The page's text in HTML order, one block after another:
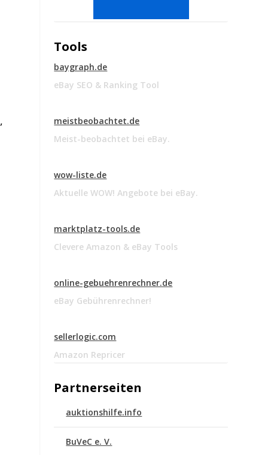
Tools
baygraph.de
eBay SEO & Ranking Tool
meistbeobachtet.de
Meist-beobachtet bei eBay.
wow-liste.de
Aktuelle WOW! Angebote bei eBay.
marktplatz-tools.de
Clevere Amazon & eBay Tools
online-gebuehrenrechner.de
eBay Gebührenrechner!
sellerlogic.com
Amazon Repricer
Partnerseiten
auktionshilfe.info
BuVeC e. V.